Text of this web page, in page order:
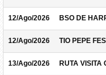
12/Ago/2026 BSO DE
12/Ago/2026 TIO PEPE
13/Ago/2026 RUTA VISITA